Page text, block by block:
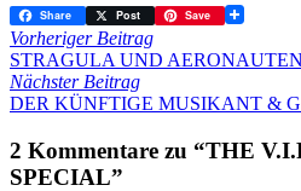
Share Post Save
Vorheriger Beitrag
STRAGULA UND
Nächster Beitrag
DER KÜNFTIGE MUSIKANT &
2 Kommentare zu “THE
SPECIAL”